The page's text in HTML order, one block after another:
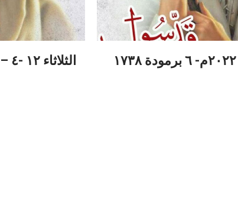
الخميس ١٤- ٤ – ٢٠٢٢م- ٦ برمودة ١٧٣٨
الثلاثاء ١٢ -٤ – ٢٠٢٢م- ٤ برمودة ١٧٣٨ ش